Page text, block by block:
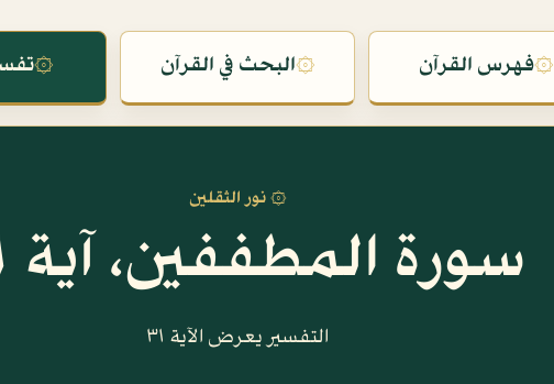
۞فهرس القرآن ۞البحث في القرآن ۞
۞ نور الثقلين
سورة المطففين، آية ٣١
التفسير يعرض الآية ٣١